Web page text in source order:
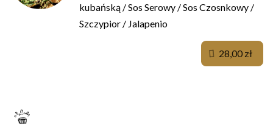
kubańską / Sos Serowy / Sos Czosnkowy /
Szczypior / Jalapenio